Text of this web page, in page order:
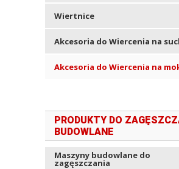
Wiertnice
Akcesoria do Wiercenia na
Akcesoria do Wiercenia na
PRODUKTY DO
BUDOWLANE
Maszyny budowlane do
zagęszczania